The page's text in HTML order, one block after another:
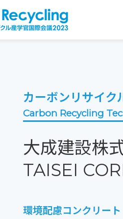
カーボンリサイク
Carbon Recycling
大成建設株
TAISEI
環境配慮コンクリー